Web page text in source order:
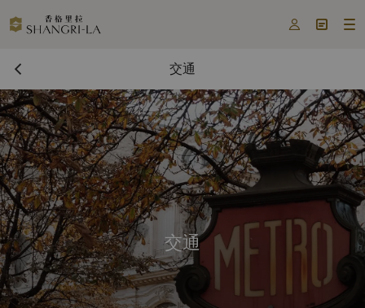
  
交通
交通